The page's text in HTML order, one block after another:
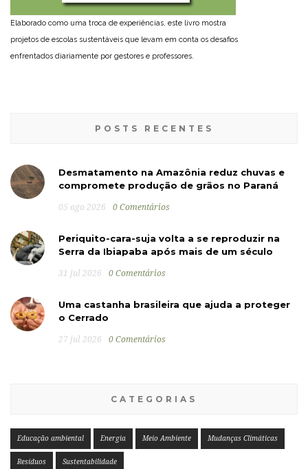
Elaborado como uma troca de experiências, este livro mostra
projetos de escolas sustentáveis que levam em conta os desafios
enfrentados diariamente por gestores e professores.
POSTS RECENTES
Desmatamento na Amazônia reduz chuvas e
compromete produção de grãos no Paraná
05 ago 2026 0 Comentários
Periquito-cara-suja volta a se reproduzir na
Serra da Ibiapaba após mais de um século
31 jul 2026 0 Comentários
Uma castanha brasileira que ajuda a proteger
o Cerrado
27 jul 2026 0 Comentários
CATEGORIAS
Educação ambiental Energia Meio Ambiente Mudanças Climáticas
Resíduos Sustentabilidade